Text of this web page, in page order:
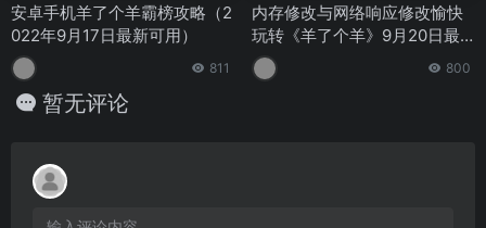
安卓手机羊了个羊霸榜攻略（2
022年9月17日最新可用）
811
内存修改与网络响应修改愉快
玩转《羊了个羊》9月20日最
新教程(转载)
800
暂无评论